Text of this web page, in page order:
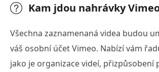
Kam jdou nahrávky
Všechna zaznamenaná videa budou
váš osobní účet Vimeo. Nabízí vám
jako je organizace videí, přizpůsobení